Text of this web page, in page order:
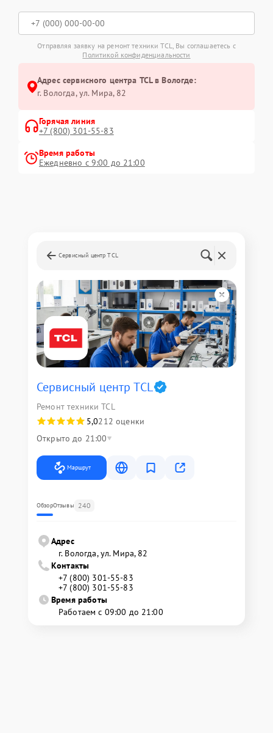
Отправляя заявку на ремонт техники TCL, Вы соглашаетесь с
Политикой конфиденциальности
Адрес сервисного центра TCL в Вологде:
г. Вологда, ул. Мира, 82
Горячая линия
+7 (800) 301-55-83
Время работы
Ежедневно с 9:00 до 21:00
Сервисный центр TCL
Сервисный центр TCL
Ремонт техники TCL
5,0212 оценки
Открыто до 21:00
Маршрут
ОбзорОтзывы 240
Адрес
г. Вологда, ул. Мира, 82
Контакты
+7 (800) 301-55-83
+7 (800) 301-55-83
Время работы
Работаем с 09:00 до 21:00